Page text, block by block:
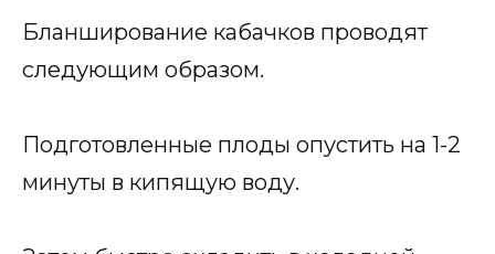
Бланширование кабачков проводят
следующим образом.
Подготовленные плоды опустить на 1-2
минуты в кипящую воду.